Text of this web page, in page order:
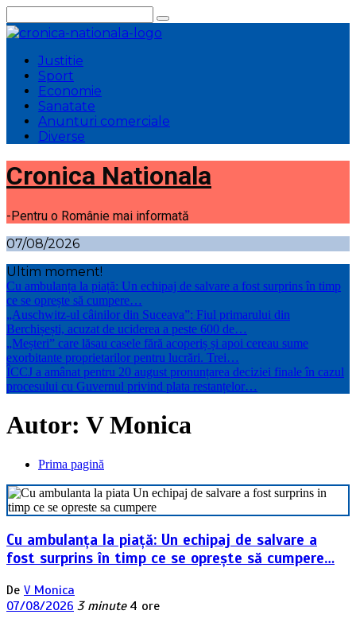
la
conținut
Justitie
Sport
Economie
Sanatate
Anunturi comerciale
Diverse
Cronica Nationala
-Pentru o Românie mai informată
07/08/2026
Ultim moment!
Cu ambulanța la piață: Un echipaj de salvare a fost surprins în timp
ce se oprește să cumpere…
„Auschwitz-ul câinilor din Suceava”: Fiul primarului din
Berchișești, acuzat de uciderea a peste 600 de…
„Meșteri” care lăsau casele fără acoperiș și apoi cereau sume
exorbitante proprietarilor pentru lucrări. Trei…
ÎCCJ a amânat pentru 20 august pronunțarea deciziei finale în cazul
procesului cu Guvernul privind plata restanțelor…
Autor: V Monica
Prima pagină
Cu ambulanța la piață: Un echipaj de salvare a
fost surprins în timp ce se oprește să cumpere…
De V Monica
07/08/2026 3 minute 4 ore